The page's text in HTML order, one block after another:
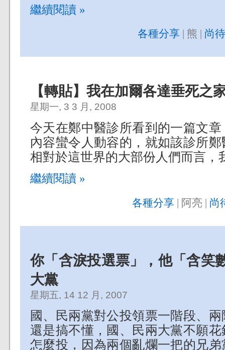
繼續閱讀 »
各種分享 | 熊 | 尚
【轉貼】我在加爾各達垂死之
星期一, 3 3 月, 2008
今天在鄭中醫診所看到的一篇文
內容蠻令人動容的，就如該診所
相對於這世界的大部份人們而言，
繼續閱讀 »
各種分享 | 阿亮 | 尚
你「含淚投選票」，他「含笑
大黨
星期五, 14 12 月, 2007
國、民兩黨對公投領票一階段、
還是搞不懂，國、民兩大黨不願
怎麼投，因為兩個亂爛一把的兄